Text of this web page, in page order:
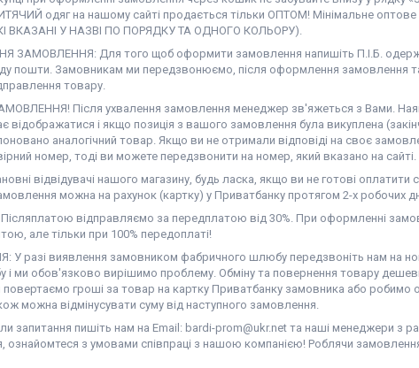
одяг на нашому сайті продається тільки ОПТОМ! Мінімальне
ВКАЗАНІ У НАЗВІ ПО ПОРЯДКУ ТА ОДНОГО КОЛЬОРУ).
ЗАМОВЛЕННЯ: Для того щоб оформити замовлення напишіть П.І.Б.
пошти. Замовникам ми передзвонюємо, після оформлення замовлення
товару.
Після ухвалення замовлення менеджер зв'яжеться з Вами.
відображатися і якщо позиція з вашого замовлення була викуплена
аналогічний товар. Якщо ви не отримали відповіді на своє
номер, тоді ви можете передзвонити на номер, який вказано на сайті.
відвідувачі нашого магазину, будь ласка, якщо ви не готові
можна на рахунок (картку) у Приватбанку протягом 2-х робочих
відправляємо за передплатою від 30%. При оформленні
але тільки при 100% передоплаті!
У разі виявлення замовником фабричного шлюбу передзвоніть нам на
ми обов'язково вирішимо проблему. Обміну та повернення товару
повертаємо гроші за товар на картку Приватбанку замовника або
можна відмінусувати суму від наступного замовлення.
запитання пишіть нам на Email: bardi-prom@ukr.net та наші менеджери з
ознайомтеся з умовами співпраці з нашою компанією! Роблячи